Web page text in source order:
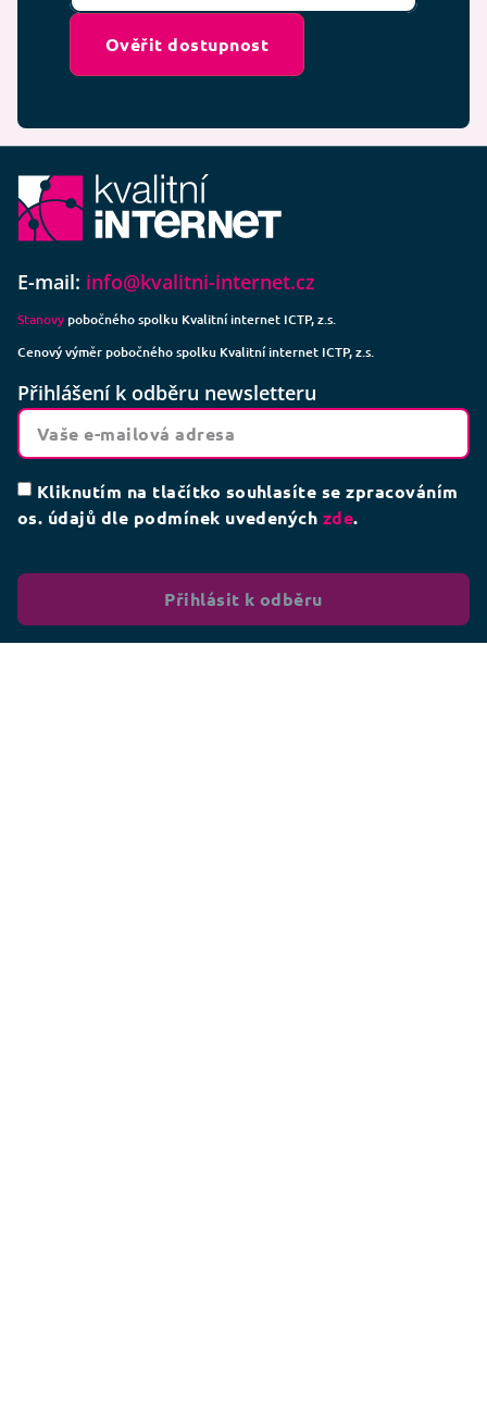
Ověřit dostupnost
E-mail: info@kvalitni-internet.cz
Stanovy pobočného spolku Kvalitní internet ICTP, z.s.
Cenový výměr pobočného spolku Kvalitní internet ICTP, z.s.
Přihlášení k odběru newsletteru
Kliknutím na tlačítko souhlasíte se zpracováním
os. údajů dle podmínek uvedených zde.
Přihlásit k odběru